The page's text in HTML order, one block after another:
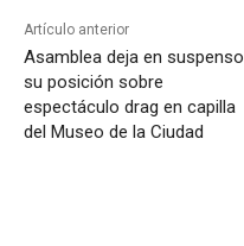
Artículo anterior
Asamblea deja en suspenso
su posición sobre
espectáculo drag en capilla
del Museo de la Ciudad